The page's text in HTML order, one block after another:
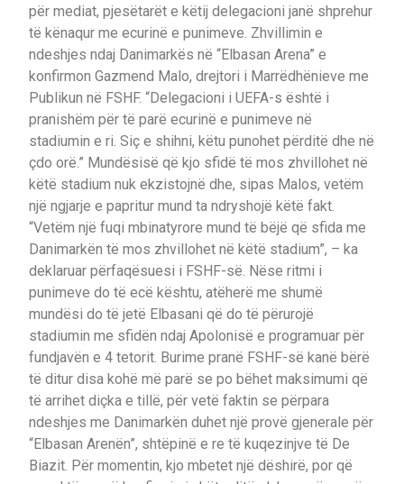
për mediat, pjesëtarët e këtij delegacioni janë shprehur
të kënaqur me ecurinë e punimeve. Zhvillimin e
ndeshjes ndaj Danimarkës në “Elbasan Arena” e
konfirmon Gazmend Malo, drejtori i Marrëdhënieve me
Publikun në FSHF. “Delegacioni i UEFA-s është i
pranishëm për të parë ecurinë e punimeve në
stadiumin e ri. Siç e shihni, këtu punohet përditë dhe në
çdo orë.” Mundësisë që kjo sfidë të mos zhvillohet në
këtë stadium nuk ekzistojnë dhe, sipas Malos, vetëm
një ngjarje e papritur mund ta ndryshojë këtë fakt.
“Vetëm një fuqi mbinatyrore mund të bëjë që sfida me
Danimarkën të mos zhvillohet në këtë stadium”, – ka
deklaruar përfaqësuesi i FSHF-së. Nëse ritmi i
punimeve do të ecë kështu, atëherë me shumë
mundësi do të jetë Elbasani që do të përurojë
stadiumin me sfidën ndaj Apolonisë e programuar për
fundjavën e 4 tetorit. Burime pranë FSHF-së kanë bërë
të ditur disa kohë më parë se po bëhet maksimumi që
të arrihet diçka e tillë, për vetë faktin se përpara
ndeshjes me Danimarkën duhet një provë gjenerale për
“Elbasan Arenën”, shtëpinë e re të kuqezinjve të De
Biazit. Për momentin, kjo mbetet një dëshirë, por që